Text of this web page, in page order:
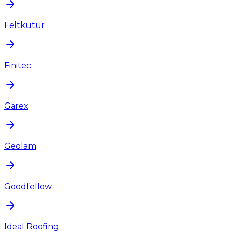
Feltkütur
Finitec
Garex
Geolam
Goodfellow
Ideal Roofing